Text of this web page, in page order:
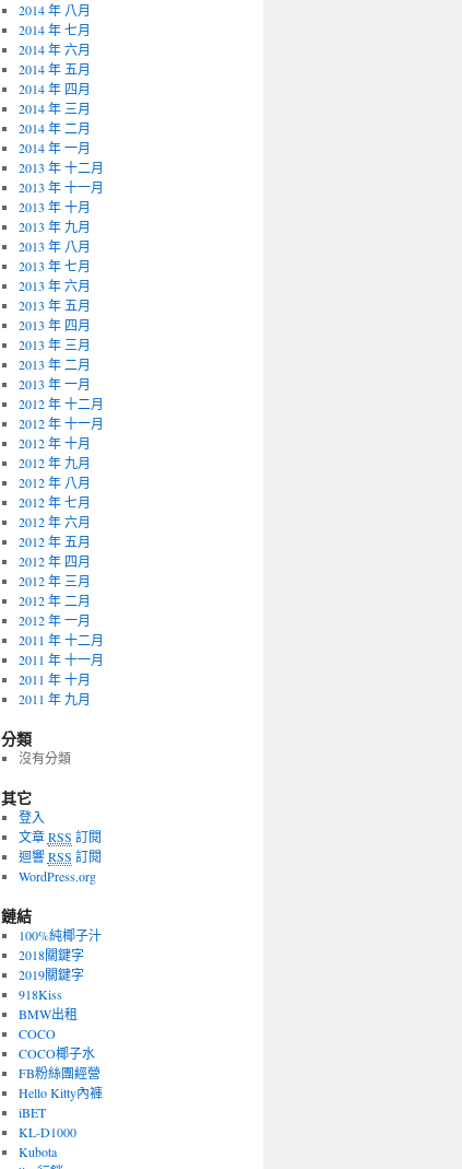
2014 年 八月
2014 年 七月
2014 年 六月
2014 年 五月
2014 年 四月
2014 年 三月
2014 年 二月
2014 年 一月
2013 年 十二月
2013 年 十一月
2013 年 十月
2013 年 九月
2013 年 八月
2013 年 七月
2013 年 六月
2013 年 五月
2013 年 四月
2013 年 三月
2013 年 二月
2013 年 一月
2012 年 十二月
2012 年 十一月
2012 年 十月
2012 年 九月
2012 年 八月
2012 年 七月
2012 年 六月
2012 年 五月
2012 年 四月
2012 年 三月
2012 年 二月
2012 年 一月
2011 年 十二月
2011 年 十一月
2011 年 十月
2011 年 九月
分類
沒有分類
其它
登入
文章RSS 訂閱
迴響RSS 訂閱
WordPress.org
鏈結
100%純椰子汁
2018關鍵字
2019關鍵字
918Kiss
BMW出租
COCO
COCO椰子水
FB粉絲團經營
Hello Kitty內褲
iBET
KL-D1000
Kubota